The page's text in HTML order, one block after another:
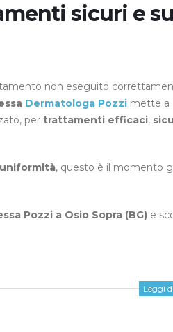
sicuri e su
non eseguito
Dermatologa Pozzi mette a
per trattamenti efficaci,
uniformità, questo è il momento
Pozzi a Osio Sopra (BG) e
Leggi